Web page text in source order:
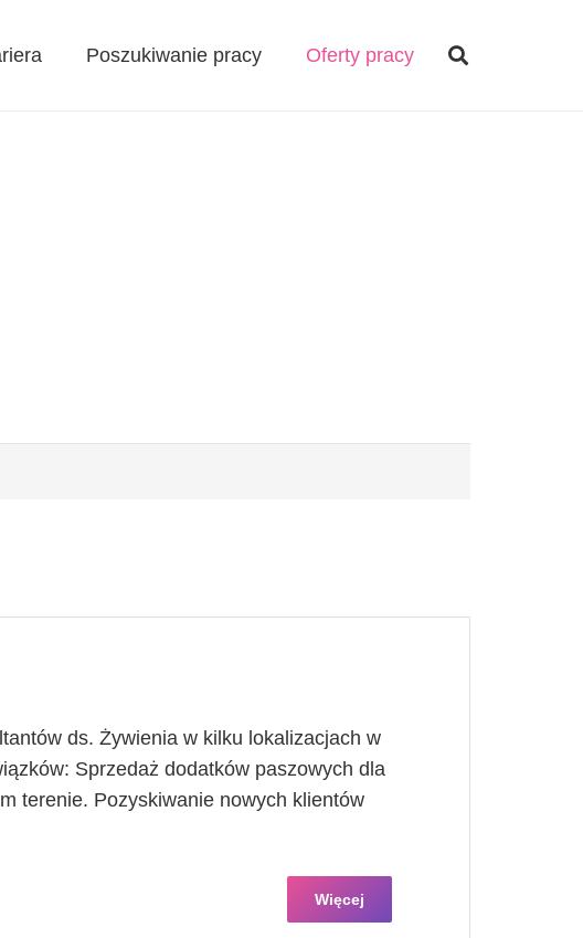
Poszukiwanie pracy Oferty pracy
ds. Żywienia w kilku lokalizacjach w
Sprzedaż dodatków paszowych dla
terenie. Pozyskiwanie nowych klientów
Więcej